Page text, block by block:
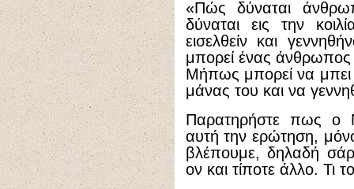
«Πώς δύναται
δύναται εις την
εισελθείν και
μπορεί ένας άνθρωπος
Μήπως μπορεί να μπει
μάνας του και να
Παρατηρήστε πως ο
αυτή την ερώτηση,
βλέπουμε, δηλαδή
ον και τίποτε άλλο. Τι